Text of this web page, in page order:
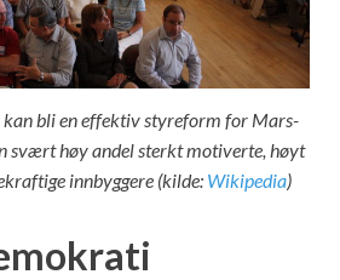
bli en effektiv styreform for Mars-
svært høy andel sterkt motiverte, høyt
innbyggere (kilde: Wikipedia)